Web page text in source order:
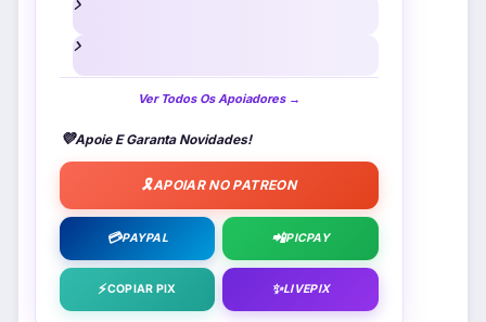
Ver Todos Os Apoiadores →
💜Apoie E Garanta Novidades!
🎗️APOIAR NO PATREON
💳PAYPAL 📲PICPAY
⚡COPIAR PIX ✨LIVEPIX